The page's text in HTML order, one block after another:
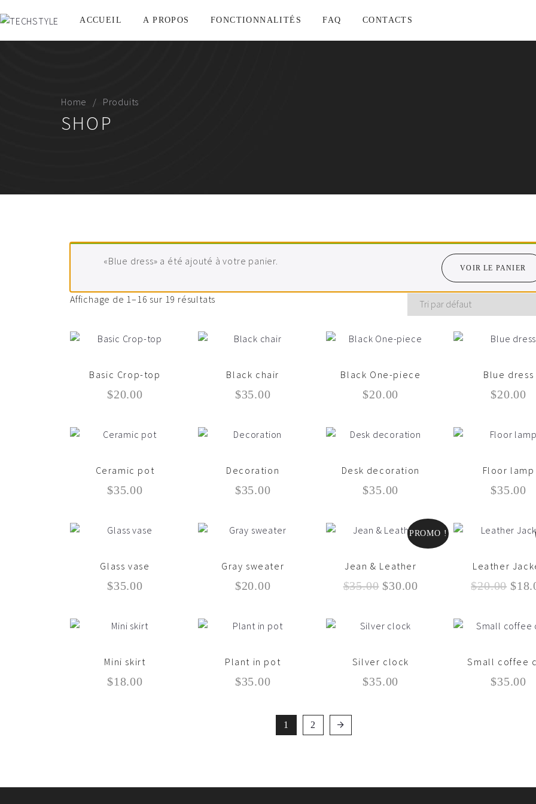
ACCUEIL A PROPOS FONCTIONNALITÉS FAQ CONTACTS
Home Produits
SHOP
«Blue dress» a été ajouté à votre panier.
VOIR LE PANIER
Affichage de 1–16 sur 19 résultats
Basic Crop-top
$20.00
Black chair
$35.00
Black One-piece
$20.00
Blue dress
$20.00
Ceramic pot
$35.00
Decoration
$35.00
Desk decoration
$35.00
Floor lamp
$35.00
Glass vase
$35.00
Gray sweater
$20.00
PROMO !
Jean & Leather
$35.00 Le
initial
$35.00.
$30.00
Leather
$20.00 Le
initial
$
Mini skirt
$18.00
Plant in pot
$35.00
Silver clock
$35.00
Small coffee
$35.00
1 2